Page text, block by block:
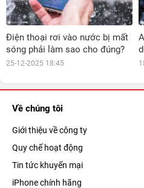
Điện thoại rơi vào nước bị mất
sóng phải làm sao cho đúng?
25-12-2025 18:45
Về chúng tôi
Giới thiệu về công ty
Quy chế hoạt động
Tin tức khuyến mại
iPhone chính hãng